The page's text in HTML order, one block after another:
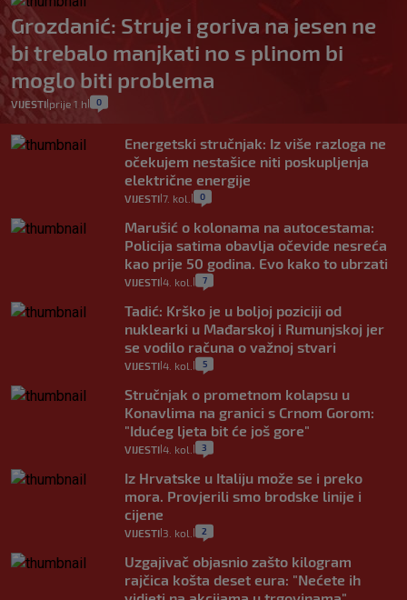
Grozdanić: Struje i goriva na jesen ne
bi trebalo manjkati no s plinom bi
moglo biti problema
VIJESTI| prije 1 h 0
Energetski stručnjak: Iz više razloga ne
očekujem nestašice niti poskupljenja
električne energije
VIJESTI 7. kol. 0
Marušić o kolonama na autocestama:
Policija satima obavlja očevide nesreća
kao prije 50 godina. Evo kako to ubrzati
VIJESTI 4. kol. 7
Tadić: Krško je u boljoj poziciji od
nuklearki u Mađarskoj i Rumunjskoj jer
se vodilo računa o važnoj stvari
VIJESTI 4. kol. 5
Stručnjak o prometnom kolapsu u
Konavlima na granici s Crnom Gorom:
"Idućeg ljeta bit će još gore"
VIJESTI 4. kol. 3
Iz Hrvatske u Italiju može se i preko
mora. Provjerili smo brodske linije i
cijene
VIJESTI 3. kol. 2
Uzgajivač objasnio zašto kilogram
rajčica košta deset eura: "Nećete ih